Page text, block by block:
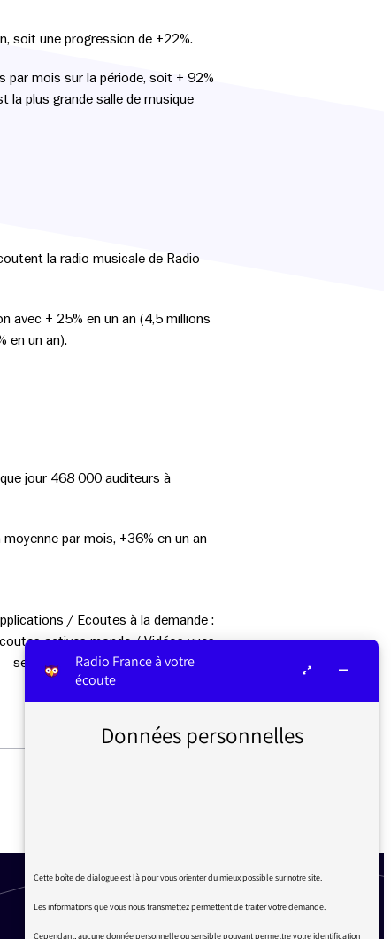
soit une progression de +22%.
par mois sur la période, soit + 92%
la plus grande salle de musique
la radio musicale de Radio
avec + 25% en un an (4,5 millions
en un an).
jour 468 000 auditeurs à
par mois, +36% en un an
/ Ecoutes à la demande :
actives monde / Vidéos vues
septembre 2020 / Médiamétrie –
Radio France à votre
écoute
Données personnelles
Cette boîte de dialogue est là pour vous orienter du mieux possible sur notre site.
Les informations que vous nous transmettez permettent de traiter votre demande.
Cependant, aucune donnée personnelle ou sensible pouvant permettre votre identification